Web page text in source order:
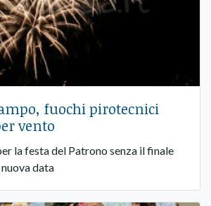
fuochi pirotecnici
vento
la festa del Patrono senza il finale
data